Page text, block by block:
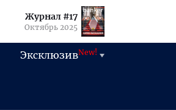
Журнал #17
Октябрь 2025
ЭксклюзивNew!